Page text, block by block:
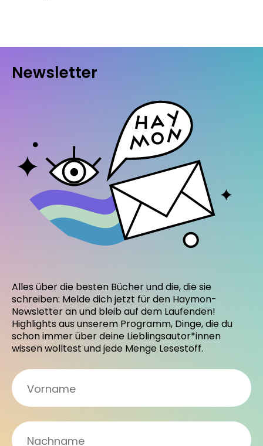
Newsletter
Alles über die besten Bücher und die, die sie
schreiben: Melde dich jetzt für den Haymon-
Newsletter an und bleib auf dem Laufenden!
Highlights aus unserem Programm, Dinge, die du
schon immer über deine Lieblingsautor*innen
wissen wolltest und jede Menge Lesestoff.